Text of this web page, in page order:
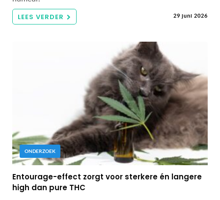
LEES VERDER 29 juni 2026
ONDERZOEK
Entourage-effect zorgt voor sterkere én langere
high dan pure THC